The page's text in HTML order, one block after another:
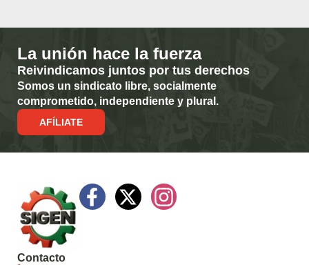
La unión hace la fuerza
Reivindicamos juntos por tus derechos
Somos un sindicato libre, socialmente
comprometido, independiente y plural.
AFÍLIATE
Contacto